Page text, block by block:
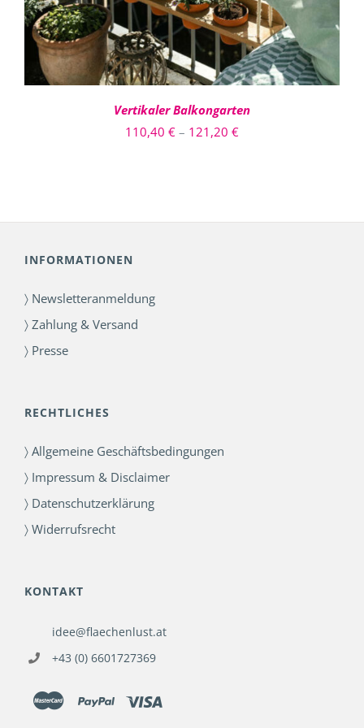
DIE
OPTIONEN
KÖNNEN
AUF
DER
GEWÄHLT
WERDEN
Vertikaler Balkongarten
110,40 € – 121,20 €Preisspanne:
INFORMATIONEN
〉 Newsletteranmeldung
〉 Zahlung & Versand
〉 Presse
RECHTLICHES
〉 Allgemeine Geschäftsbedingungen
〉 Impressum & Disclaimer
〉 Datenschutzerklärung
〉 Widerrufsrecht
KONTAKT
idee@flaechenlust.at
+43 (0) 6601727369